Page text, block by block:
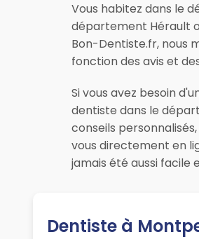
Vous habitez dans le
département Hérault
Bon-Dentiste.fr, nous
fonction des avis et
Si vous avez besoin
dentiste dans le
conseils
vous directement en
jamais été aussi facile
Dentiste à